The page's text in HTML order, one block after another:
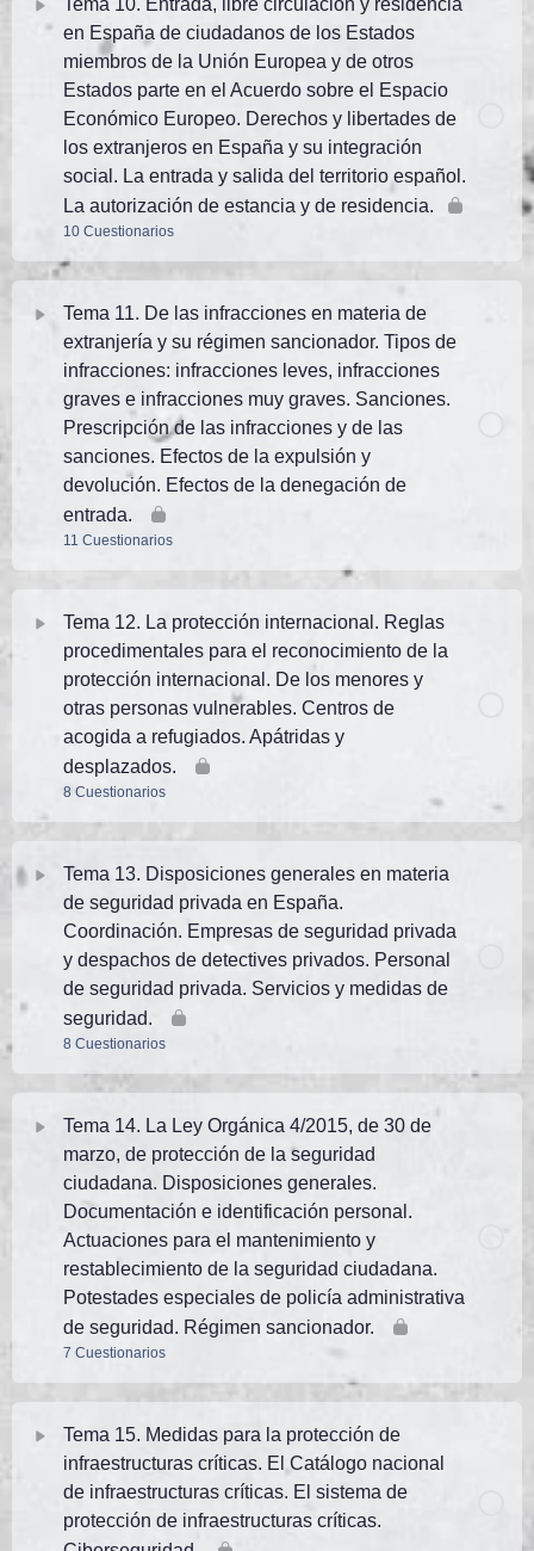
TEMA 7 PN. Test AVANZADO 2 (24 preguntas de
exámenes oficiales)
TEMA 8 PN. Test 7 (25 preguntas)
TEMA 8 PN. Test 8 (25 preguntas)
TEMA 8 PN. Test 9 (25 preguntas)
TEMA 8 PN. Test AVANZADO 1. (50 preguntas)
TEMA 8 PN. Test AVANZADO 2 (57 preguntas de
TEMA 9 PN. Test 1 (25 preguntas)
TEMA 9 PN. Test 2 (25 preguntas)
TEMA 9 PN. Test 3 (25 preguntas)
TEMA 9 PN. Test 5 (25 preguntas)
TEMA 9 PN. Test 6 (25 preguntas)
TEMA 9 PN. Test 7 (25 preguntas)
TEMA 9 PN. Test 8 (25 preguntas)
TEMA 9 PN. Test AVANZADO 1. (50 preguntas)
TEMA 9 PN. Test AVANZADO 2 (30 preguntas de
exámenes oficiales)
en España de ciudadanos de los Estados
miembros de la Unión Europea y de otros
Estados parte en el Acuerdo sobre el Espacio
Económico Europeo. Derechos y libertades de
los extranjeros en España y su integración
social. La entrada y salida del territorio español.
La autorización de estancia y de residencia.
10 Cuestionarios
TEMA 10 PN. Test 1 (13 preguntas)
TEMA 10 PN. Test 2 (25 preguntas)
TEMA 10 PN. Test 3 (25 preguntas)
TEMA 10 PN. Test 5 (25 preguntas)
TEMA 10 PN. Test 6 (25 preguntas)
TEMA 10 PN. Test 7 (25 preguntas)
TEMA 10 PN. Test AVANZADO 1. (50 preguntas)
TEMA 10 PN. Test AVANZADO 2 (32 preguntas de
exámenes oficiales)
Tema 11. De las infracciones en materia de
extranjería y su régimen sancionador. Tipos de
infracciones: infracciones leves, infracciones
graves e infracciones muy graves. Sanciones.
Prescripción de las infracciones y de las
sanciones. Efectos de la expulsión y
devolución. Efectos de la denegación de
entrada.
11 Cuestionarios
TEMA 11 PN. Test 1 (21 preguntas)
TEMA 11 PN. Test 2 (25 preguntas)
TEMA 11 PN. Test 3 (25 preguntas)
TEMA 11 PN. Test 4 (25 preguntas)
TEMA 11 PN. Test 5 (25 preguntas)
TEMA 11 PN. Test 6 (25 preguntas)
CUADERNO RESUMEN RD1155 (1ªparte)-mayo25
TEMA 11 PN. Test 8 (25 preguntas justificadas) -
CUADERNO RESUMEN RD1155- (2ªparte) mayo25
TEMA 11 PN. Test 9 (25 preguntas justificadas) -
CUADERNO RESUMEN RD1155 – (3ªparte) mayo25
TEMA 11 PN- Test MADRE 7,8,9 (15 preguntas
justificadas) -CUADERNO RESUMEN RD1155-mayo25
Tema 12. La protección internacional. Reglas
procedimentales para el reconocimiento de la
protección internacional. De los menores y
otras personas vulnerables. Centros de
acogida a refugiados. Apátridas y
desplazados.
8 Cuestionarios
TEMA 12 PN. Test 1 (25 preguntas)
TEMA 12 PN. Test 2 (25 preguntas)
TEMA 12 PN. Test 3 (25 preguntas)
TEMA 12 PN. Test 4 (25 preguntas)
TEMA 12 PN. Test 5 (25 preguntas)
TEMA 12 PN. Test 6 (25 preguntas)
TEMA 12 PN. Test 7 (50 preguntas)
Tema 13. Disposiciones generales en materia
de seguridad privada en España.
Coordinación. Empresas de seguridad privada
y despachos de detectives privados. Personal
de seguridad privada. Servicios y medidas de
seguridad.
8 Cuestionarios
TEMA 13 PN. Test 1 (25 preguntas)
TEMA 13 PN. Test 2 (25 preguntas)
TEMA 13 PN. Test 3 (25 preguntas)
TEMA 13 PN. Test 5 (25 preguntas)
TEMA 13 PN. Test 6 (25 preguntas)
Tema 14. La Ley Orgánica 4/2015, de 30 de
marzo, de protección de la seguridad
ciudadana. Disposiciones generales.
Documentación e identificación personal.
Actuaciones para el mantenimiento y
restablecimiento de la seguridad ciudadana.
Potestades especiales de policía administrativa
de seguridad. Régimen sancionador.
7 Cuestionarios
TEMA 14 PN. Test 1 (25 preguntas)
TEMA 14 PN. Test 2 (25 preguntas)
Tema 15. Medidas para la protección de
infraestructuras críticas. El Catálogo nacional
de infraestructuras críticas. El sistema de
protección de infraestructuras críticas.